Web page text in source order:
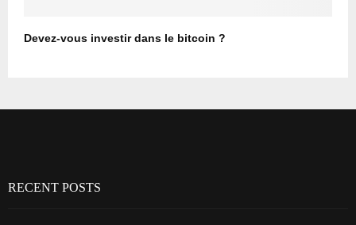
Devez-vous investir dans le bitcoin ?
RECENT POSTS